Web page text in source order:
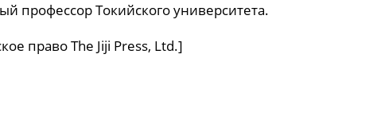
профессор Токийского университета.
право The Jiji Press, Ltd.]